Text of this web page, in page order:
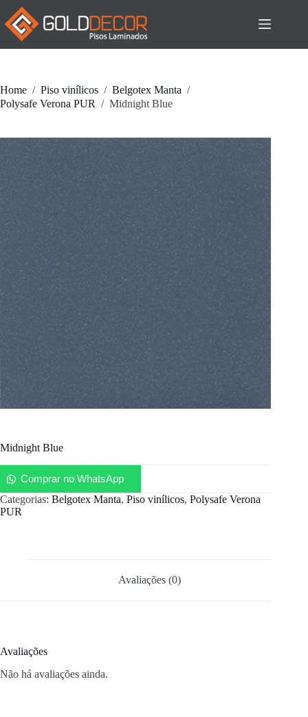
Pular
para
conteúdo
Home / Piso vinílicos / Belgotex Manta /
Polysafe Verona PUR / Midnight Blue
Midnight Blue
Comprar no WhatsApp
Categorias: Belgotex Manta, Piso vinílicos, Polysafe Verona
PUR
Avaliações (0)
Avaliações
Não há avaliações ainda.